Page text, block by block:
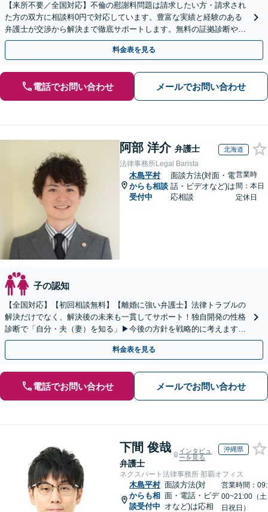
【来所不要／全国対応】不倫の慰謝料問題は請求したい方・請求され
た方の双方に相談料0円で対応しています。豊富な実績と経験のある
弁護士が交渉から解決まで徹底サポートします。無料の証拠診断や着
手金の返還保証もありますので安心してご相談ください。
料金表を見る
電話でお問い合わせ メールでお問い合わせ
阿部 洋介 弁護士 北海道
法律事務所Legal Barista
木島平村
からも相談
受付中
面談方法(対面・電
話・ビデオなど)は
応相談
営業時
間：本日
定休日
子の認知
【全国対応】【初回相談無料】【離婚に強い弁護士】法律トラブルの
解決だけでなく、解決後の未来も一貫してサポート！独自開発の性格
診断で「自分・夫（妻）を知る」▶︎今後の方針を戦略的に考えます！
【休日夜間／オンライン相談OK】
料金表を見る
電話でお問い合わせ メールでお問い合わせ
下間 俊哉
弁護士
インタビュ
ーを見る
沖縄県
ネクスパート法律事務所 那覇オフィス
木島平村
からも相
談受付中
面談方法(対
面・電話・ビデ
オなど)は応相
営業時間：09:
00~21:00（土
日祝日）